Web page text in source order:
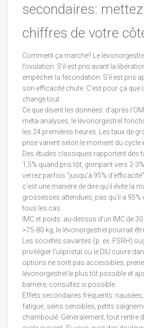
secondaires:
chiffres de votre
Comment ça marche? Le
l’ovulation. S’il est pris avant la
empêcher la fécondation. S’il est pris
son efficacité chute. C’est pour ça que
change tout.
Ce que disent les données: d’après
méta-analyses, le lévonorgestrel
les 24 premières heures. Les taux de
prise varient selon le moment du cycle
Des études classiques rapportent des
1,5% quand pris tôt, grimpant vers 2-
verrez parfois “jusqu’à 95%
c’est une manière de dire qu’il évite la
grossesses attendues, pas qu’il a
tous les cas.
IMC et poids: au-dessus d’un IMC de
>75-80 kg, le lévonorgestrel pourrait
Les sociétés savantes (p. ex. FSRH)
privilégier l’ulipristal ou le DIU cuivre
options ne sont pas accessibles,
lévonorgestrel le plus tôt possible et
barrière; consultez si possible.
Effets secondaires fréquents: nausées,
fatigue, seins sensibles, petits
chamboulé. Généralement, tout rentre